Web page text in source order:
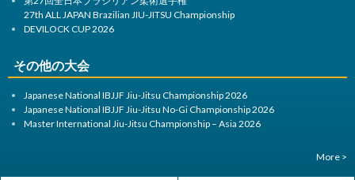
27th ALL JAPAN Brazilian JIU-JITSU Championship
DEVILOCK CUP 2026
その他の大会
Japanese National IBJJF Jiu-Jitsu Championship 2026
Japanese National IBJJF Jiu-Jitsu No-Gi Championship 2026
Master International Jiu-Jitsu Championship – Asia 2026
More >